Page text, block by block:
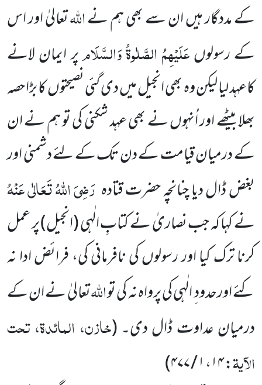
کے مددگار ہیں ان سے بھی ہم نےاللہتعالیٰ اور اس
کے رسولوںعَلَیْہِمُ الصَّلٰوۃُ وَالسَّلَامپر ایمان لانے
کاعہد لیا لیکن وہ بھی انجیل میں دی گئی نصیحتوںکا بڑا حصہ
بھلا بیٹھے اور اُنہوں نے بھی عہد شکنی کی تو ہم نے ان
کے درمیان قیامت کے دن تک کے لئے دشمنی اور
بغضڈال دیا چنانچہ حضرت قتادہ رَضِیَ اللہُ تَعَالٰی عَنْہُ
نے کہا کہ جب نصاریٰ نے کتابِ الٰہی(انجیل)پر عمل
کرنا ترک کیا اور رسولوںکی نافرمانی کی، فرائض ادا نہ
کئے اورحدود ِ الٰہی کی پرواہ نہ کی تواللہتعالیٰ نے ان کے
درمیان عداوت ڈال دی۔(خازن، المائدۃ، تحت
الآیۃ: ۱۴، ۱ / ۴۷۷)